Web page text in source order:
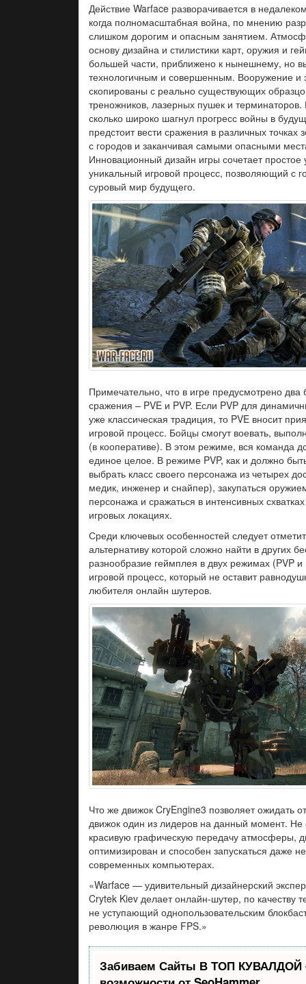
Действие Warface разворачивается в
когда полномасштабная война, по мнению
слишком дорогим и опасным занятием.
основу дизайна и стилистики карт, оружия и
большей части, приближено к нынешнему, но
технологичным и совершенным. Вооружение и
скопированы с реально существующих
треножников, лазерных пушек и
сколько широко шагнул прогресс войны в
предстоит вести сражения в различных
с городов и заканчивая самыми опасными
Инновационный дизайн игры сочетает простое
уникальный игровой процесс, позволяющий с
суровый мир будущего.
Примечательно, что в игре предусмотрено
сражения – PVE и PVP. Если PVP для
уже классическая традиция, то PVE вносит
игровой процесс. Бойцы смогут воевать,
(в кооперативе). В этом режиме, вся команда
единое целое. В режиме PVP, как и должно
выбрать класс своего персонажа из четырех
медик, инженер и снайпер), закупаться
персонажа и сражаться в интенсивных
игровых локациях.
Среди ключевых особенностей следует
альтернативу которой сложно найти в других
разнообразие геймплея в двух режимах (PVP
игровой процесс, который не оставит
любителя онлайн шутеров.
Что же движок CryEngine3 позволяет ожидать
движок один из лидеров на данный момент. Не
красивую графическую передачу атмосферы,
оптимизирован и способен запускаться даже
современных компьютерах.
«Warface — удивительный дизайнерский
Crytek Kiev делает онлайн-шутер, по качеству
не уступающий однопользовательским
революция в жанре FPS.»
Забиваем Сайты В ТОП КУВАЛДОЙ